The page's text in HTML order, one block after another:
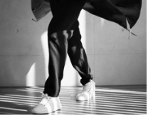
運営会社
よくある質問
ブログ
モデル募集